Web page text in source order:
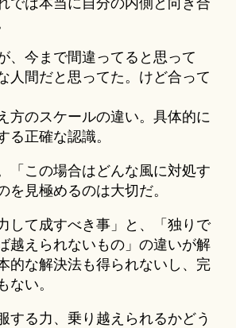
では本当に自分の内側と向き合
、今まで間違ってると思って
人間だと思ってた。けど合って
方のスケールの違い。具体的に
る正確な認識。
「この場合はどんな風に対処す
を見極めるのは大切だ。
して成すべき事」と、「独りで
越えられないもの」の違いが解
的な解決法も得られないし、完
ない。
する力、乗り越えられるかどう